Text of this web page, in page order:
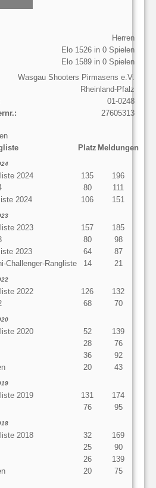
Herren
Elo 1526 in 0 Spielen
Elo 1589 in 0 Spielen
Wasgau Shooters Pirmasens e.V.
Rheinland-Pfalz
01-0248
27605313
Platz Meldungen
2024 135
196
80
111
2024
106 151
2023 157
185
80
98
2023
64
87
Challenger-Rangliste
14 21
2022 126
132
68 70
2020 52
139
28
76
36
92
20 43
2019 131
174
76 95
2018 32
169
25
90
26
139
20 75